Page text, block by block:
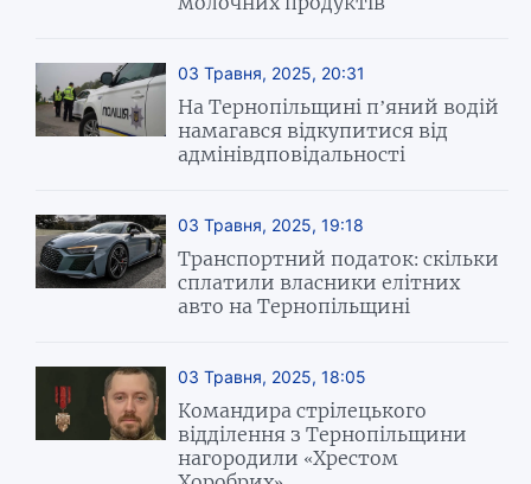
03 Травня, 2025, 20:31
На Тернопільщині п’яний водій
намагався відкупитися від
адмінівдповідальності
03 Травня, 2025, 19:18
Транспортний податок: скільки
сплатили власники елітних
авто на Тернопільщині
03 Травня, 2025, 18:05
Командира стрілецького
відділення з Тернопільщини
нагородили «Хрестом